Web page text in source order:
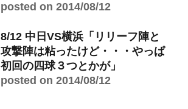
posted on 2014/08/12
8/12 中日VS横浜「リリーフ陣と
攻撃陣は粘ったけど・・・やっぱ
初回の四球３つとかが」
posted on 2014/08/12